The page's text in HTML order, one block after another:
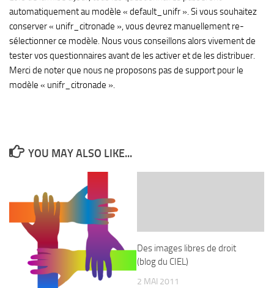
automatiquement au modèle « default_unifr ». Si vous souhaitez
conserver « unifr_citronade », vous devrez manuellement re-
sélectionner ce modèle. Nous vous conseillons alors vivement de
tester vos questionnaires avant de les activer et de les distribuer.
Merci de noter que nous ne proposons pas de support pour le
modèle « unifr_citronade ».
YOU MAY ALSO LIKE...
Des images libres de droit
(blog du CIEL)
2 MAI 2011